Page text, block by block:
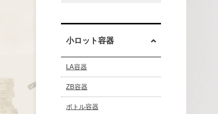
小ロット容器
LA容器
ZB容器
ボトル容器